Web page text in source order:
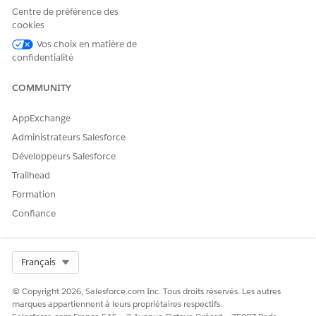
CET ARTICLE A-T-IL RÉSOLU VOTRE PROBLÈME ?
Oui
Centre de préférence des
cookies
Vos choix en matière de
confidentialité
COMMUNITY
AppExchange
Administrateurs Salesforce
Développeurs Salesforce
Trailhead
Formation
Confiance
Français
© Copyright 2026, Salesforce.com Inc. Tous droits réservés. Les autres
marques appartiennent à leurs propriétaires respectifs.